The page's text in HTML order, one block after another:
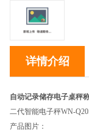
详情介绍
自动记录储存电子桌秤
二代智能电子秤WN-
产品图片：